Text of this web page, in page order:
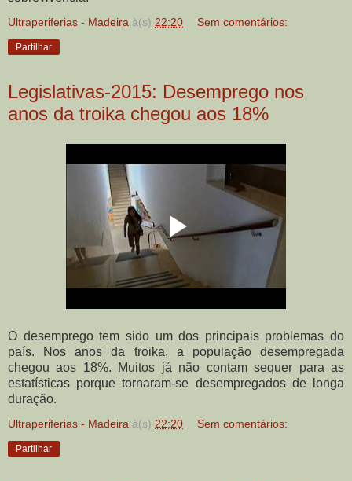
Ultraperiferias - Madeira à(s) 22:20 Sem comentários:
Partilhar
Legislativas-2015: Desemprego nos
anos da troika chegou aos 18%
O desemprego tem sido um dos principais problemas do
país. Nos anos da troika, a população desempregada
chegou aos 18%. Muitos já não contam sequer para as
estatísticas porque tornaram-se desempregados de longa
duração.
Ultraperiferias - Madeira à(s) 22:20 Sem comentários:
Partilhar